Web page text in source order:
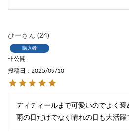
ひー 24
購入者
非公開
投稿日 2025/09/10
ディティールまで可愛いのでよく褒
雨の日だけでなく晴れの日も大活躍